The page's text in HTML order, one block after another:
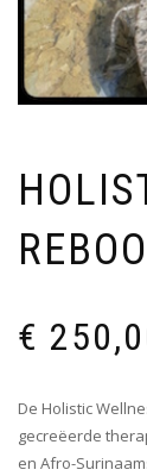
€
De Holistic
gecreëerde
en Afro-